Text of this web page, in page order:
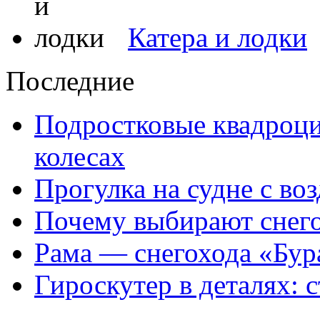
Катера и лодки
Последние
Подростковые
колесах
Прогулка на судне с
Почему выбирают
Рама — снегохода
Гироскутер в деталях: